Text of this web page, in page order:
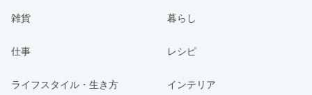
雑貨 暮らし
仕事 レシピ
ライフスタイル・生き方 インテリア